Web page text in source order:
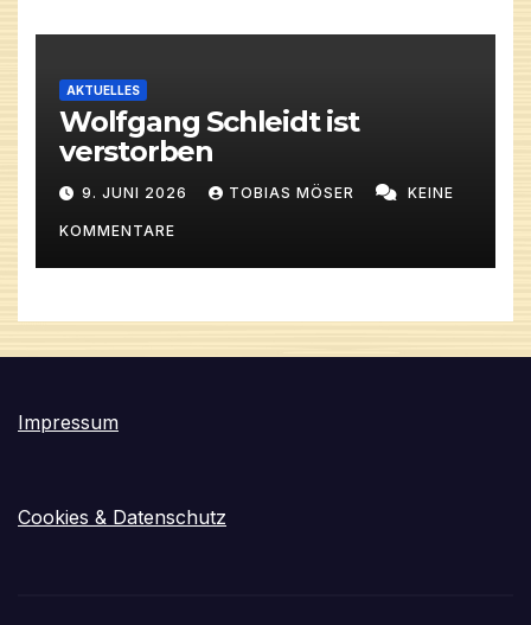
AKTUELLES
Wolfgang Schleidt ist
verstorben
9. JUNI 2026 TOBIAS MÖSER KEINE
KOMMENTARE
Impressum
Cookies & Datenschutz